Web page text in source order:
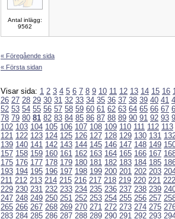
Antal inlägg:
9562
« Föregående sida
« Första sidan
Visar sida: 1 2 3 4 5 6 7 8 9 10 11 12 13 14 15 16
26 27 28 29 30 31 32 33 34 35 36 37 38 39 40 41
52 53 54 55 56 57 58 59 60 61 62 63 64 65 66 67
78 79 80 81 82 83 84 85 86 87 88 89 90 91 92 93
102 103 104 105 106 107 108 109 110 111 112 113
121 122 123 124 125 126 127 128 129 130 131
139 140 141 142 143 144 145 146 147 148 149
157 158 159 160 161 162 163 164 165 166 167
175 176 177 178 179 180 181 182 183 184 185
193 194 195 196 197 198 199 200 201 202 203
211 212 213 214 215 216 217 218 219 220 221 222
229 230 231 232 233 234 235 236 237 238 239
247 248 249 250 251 252 253 254 255 256 257
265 266 267 268 269 270 271 272 273 274 275
283 284 285 286 287 288 289 290 291 292 293